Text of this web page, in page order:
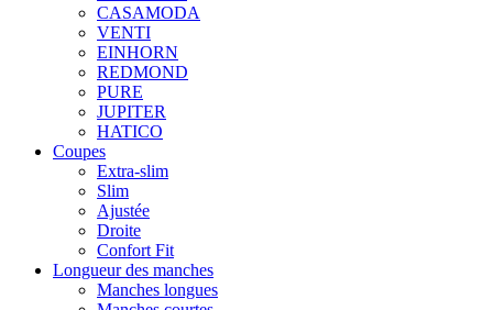
CASAMODA
VENTI
EINHORN
REDMOND
PURE
JUPITER
HATICO
Coupes
Extra-slim
Slim
Ajustée
Droite
Confort Fit
Longueur des manches
Manches longues